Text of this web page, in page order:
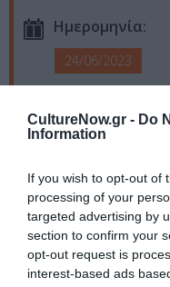
CultureNow.gr - Do
Information
If you wish to opt-out of
processing of your
targeted advertising by
section to confirm your
opt-out request is
interest-based ads
Ημερομηνία:
24/06/2023
Τοποθεσία:
Eισιτήρια:
Είσοδος Ελεύθερη
Πληροφορίες /